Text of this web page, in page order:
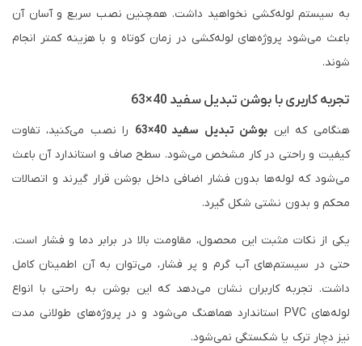
به سیستم لوله‌کشی نخواهید داشت. همچنین نصب سریع و آسان آن
باعث می‌شود پروژه‌های لوله‌کشی در زمان کوتاه و با هزینه کمتر انجام
شوند.
تجربه کاربری با بوشن تبدیل سفید 40×63
هنگامی که این بوشن تبدیل سفید 40×63
را نصب می‌کنید، تفاوت
کیفیت و راحتی در کار مشخص می‌شود. سطح صاف و استاندارد آن باعث
می‌شود که لوله‌ها بدون فشار اضافی داخل بوشن قرار گیرند و اتصالات
محکم و بدون نشتی شکل گیرد.
یکی از نکات مثبت این محصول، مقاومت بالا در برابر دما و فشار است.
حتی در سیستم‌های آب گرم و پر فشار، می‌توان به آن اطمینان کامل
داشت. تجربه کاربران نشان می‌دهد که این بوشن به راحتی با انواع
لوله‌های PVC استاندارد هماهنگ می‌شود و در پروژه‌های طولانی مدت
نیز دچار ترک یا شکستگی نمی‌شود.